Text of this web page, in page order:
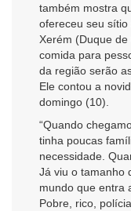
também mostra
ofereceu seu
Xerém (Duque
comida para
da região serão
Ele contou a
domingo (10).
“Quando
tinha poucas
necessidade.
Já viu o tamanho
mundo que entra
Pobre, rico,